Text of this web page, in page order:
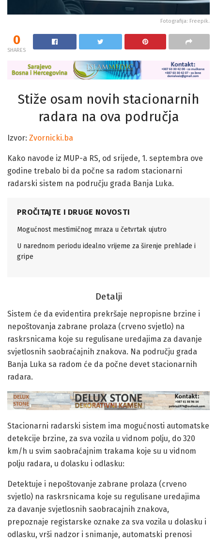
Fotografija: Freepik.
0
SHARES
Stiže osam novih stacionarnih
radara na ova područja
Izvor: Zvornicki.ba
Kako navode iz MUP-a RS, od srijede, 1. septembra ove
godine trebalo bi da počne sa radom stacionarni
radarski sistem na području grada Banja Luka.
PROČITAJTE I DRUGE NOVOSTI
Mogućnost mestimičnog mraza u četvrtak ujutro
U narednom periodu idealno vrijeme za širenje prehlade i
gripe
Detalji
Sistem će da evidentira prekršaje nepropisne brzine i
nepoštovanja zabrane prolaza (crveno svjetlo) na
raskrsnicama koje su regulisane uredajima za davanje
svjetlosnih saobraćajnih znakova. Na području grada
Banja Luka sa radom će da počne devet stacionarnih
radara.
Stacionarni radarski sistem ima mogućnosti automatske
detekcije brzine, za sva vozila u vidnom polju, do 320
km/h u svim saobraćajnim trakama koje su u vidnom
polju radara, u dolasku i odlasku:
Detektuje i nepoštovanje zabrane prolaza (crveno
svjetlo) na raskrsnicama koje su regulisane uredajima
za davanje svjetlosnih saobracajnih znakova,
prepoznaje registarske oznake za sva vozila u dolasku i
odlasku, vrši nadzor i snimanje, automatski prenosi